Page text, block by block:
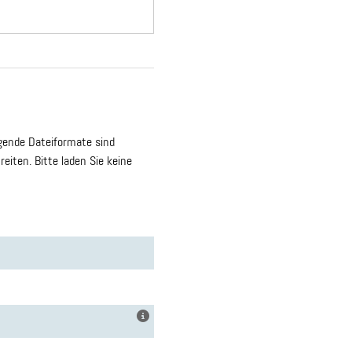
Dateiformate sind
Bitte laden Sie keine